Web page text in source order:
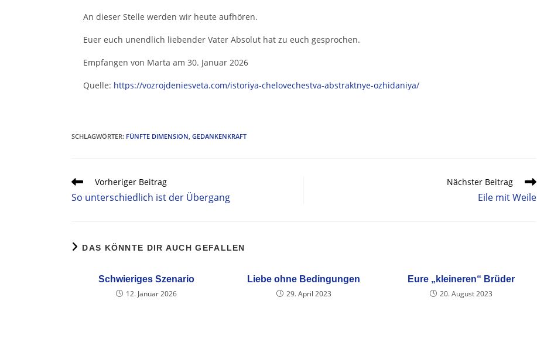
An dieser Stelle werden wir heute aufhören.
Euer euch unendlich liebender Vater Absolut hat zu euch gesprochen.
Empfangen von Marta am 30. Januar 2026
Quelle: https://vozrojdeniesveta.com/istoriya-chelovechestva-abstraktnye-ozhidaniya/
SCHLAGWÖRTER: FÜNFTE DIMENSION, GEDANKENKRAFT
Vorheriger Beitrag
So unterschiedlich ist der Übergang
Nächster Beitrag
Eile mit Weile
DAS KÖNNTE DIR AUCH GEFALLEN
Schwieriges Szenario
12. Januar 2026
Liebe ohne Bedingungen
29. April 2023
Eure „kleineren“ Brüder
20. August 2023